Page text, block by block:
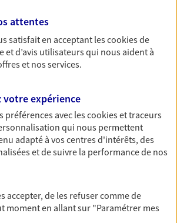
personne n'est à l'abri d'un
Avec Ma Protection
votre qualité de vie et vos
UN TARIF EN LIGNE
Entreprise
et en sérénité avec votre
entreprise. Un contrat
stocks… sans oublier votre
attentes
satisfait en acceptant lescookiesde
et d’avis utilisateurs qui nous aident à
et nos services.
votre expérience
préférences avec lescookies et traceurs
qui nous permettent
adapté à vos centres d'intérêts, des
et de suivre la performance de nos
accepter, de les refuser comme de
moment en allant sur "Paramétrer mes